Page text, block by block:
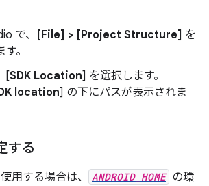
で、
[File] > [Project Structure] を
。
[SDK Location] を選択します。
location] の下にパスが表示されま
する
用する場合は、 ANDROID_HOME の環